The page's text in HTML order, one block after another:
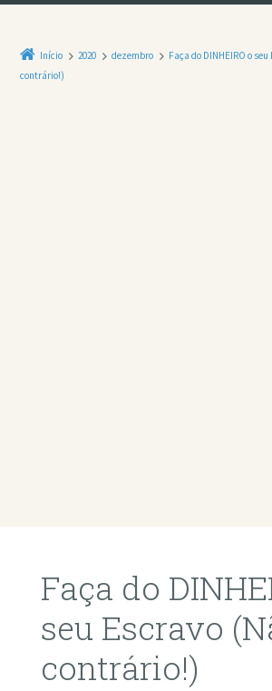
Início 2020 dezembro
Faça do DINHEIRO o
contrário!)
Faça do
seu Escravo
contrário!)